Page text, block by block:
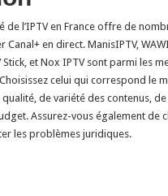
de l’IPTV en France offre de
en direct. ManisIPTV,
Stick, et Nox IPTV sont parmi les
celui qui correspond le
de variété des contenus, de
Assurez-vous également de
les problèmes juridiques.